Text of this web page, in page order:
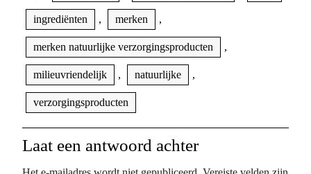
ingrediënten , merken ,
merken natuurlijke verzorgingsproducten ,
milieuvriendelijk , natuurlijke ,
verzorgingsproducten
Laat een antwoord achter